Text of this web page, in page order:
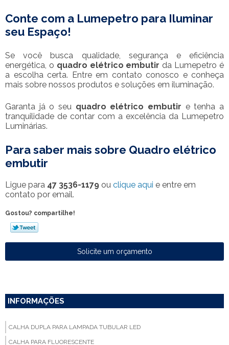
Conte com a Lumepetro para Iluminar
seu Espaço!
Se você busca qualidade, segurança e eficiência
energética, o quadro elétrico embutir da Lumepetro é
a escolha certa. Entre em contato conosco e conheça
mais sobre nossos produtos e soluções em iluminação.
Garanta já o seu quadro elétrico embutir e tenha a
tranquilidade de contar com a excelência da Lumepetro
Luminárias.
Para saber mais sobre Quadro elétrico
embutir
Ligue para 47 3536-1179 ou clique aqui e entre em
contato por email.
Gostou? compartilhe!
Solicite um orçamento
INFORMAÇÕES
CALHA DUPLA PARA LAMPADA TUBULAR LED
CALHA PARA FLUORESCENTE